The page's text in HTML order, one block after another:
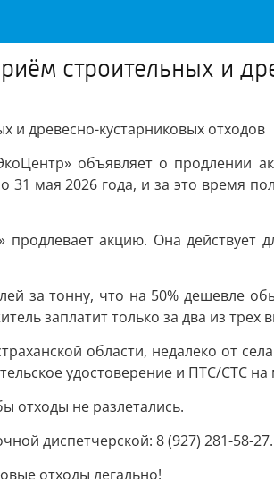
строительных и
и древесно-кустарниковых отходов
объявляет о продлении
31 мая 2026 года, и за это время
акцию. Она
за тонну, что на 50%
заплатит только за два из
области, недалеко от
удостоверение и ПТС/СТС
отходы не разлетались.
диспетчерской: 8 (927) 281-58-27.
отходы легально!